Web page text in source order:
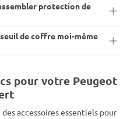
protection de
de coffre moi-même
pour votre Peugeot
accessoires essentiels pour